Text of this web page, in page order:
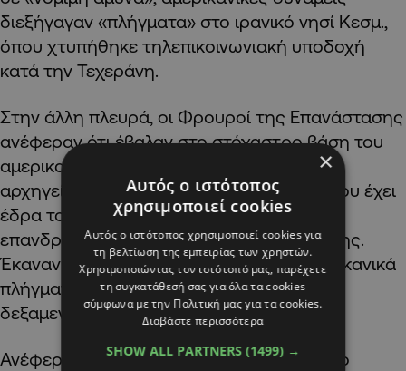
διεξήγαγαν «πλήγματα» στο ιρανικό νησί Κεσμ.,
όπου χτυπήθηκε τηλεπικοινωνιακή υποδοχή
κατά την Τεχεράνη.
Στην άλλη πλευρά, οι Φρουροί της Επανάστασης
ανέφεραν ότι έβαλαν στο στόχαστρο βάση του
αμερικανικού στρατού στο Κουβέιτ και το
αρχηγείο του αμερικανικού 5ου στόλου, που έχει
έδρα το Μπαχρέιν, με πυραύλους και μη
επανδρωμένα εναέρια οχήματα εφόρμησης.
Έκαναν λόγο περί αντιποίνων για τα αμερικανικά
πλήγματα στο Κεσμ και εναντίον ιρανικού
δεξαμενόπλοιου.
Ανέφεραν ακόμη πως στοχοποίησαν πλοίο
×
Αυτός ο ιστότοπος
χρησιμοποιεί cookies
Αυτός ο ιστότοπος χρησιμοποιεί cookies για
τη βελτίωση της εμπειρίας των χρηστών.
Χρησιμοποιώντας τον ιστότοπό μας, παρέχετε
τη συγκατάθεσή σας για όλα τα cookies
σύμφωνα με την Πολιτική μας για τα cookies.
Διαβάστε περισσότερα
SHOW ALL PARTNERS (1499) →